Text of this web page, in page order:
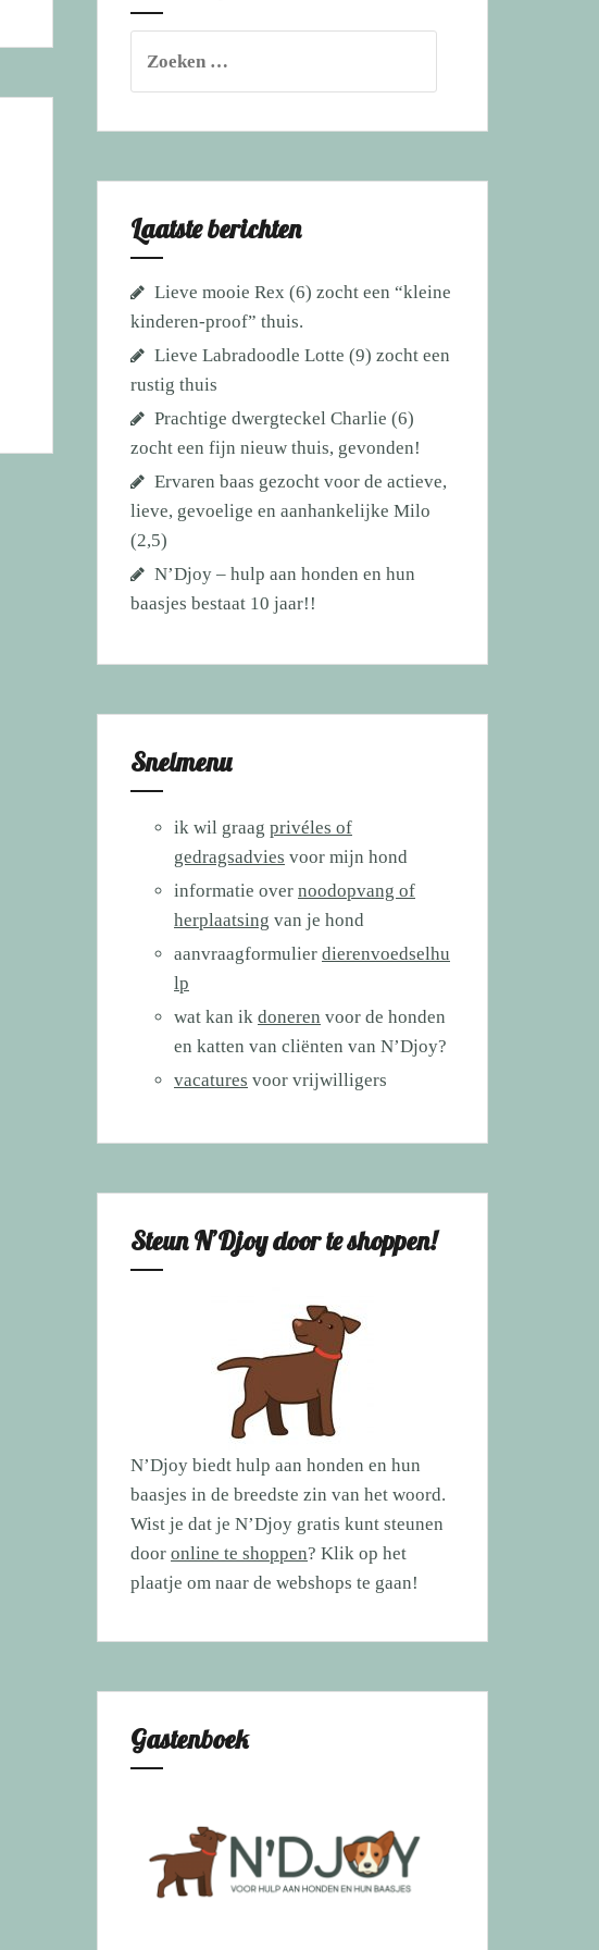
naar:
Laatste berichten
Lieve mooie Rex (6) zocht een “kleine
kinderen-proof” thuis.
Lieve Labradoodle Lotte (9) zocht een
rustig thuis
Prachtige dwergteckel Charlie (6)
zocht een fijn nieuw thuis, gevonden!
Ervaren baas gezocht voor de actieve,
lieve, gevoelige en aanhankelijke Milo
(2,5)
N’Djoy – hulp aan honden en hun
baasjes bestaat 10 jaar!!
Snelmenu
ik wil graag privéles of
gedragsadvies voor mijn hond
informatie over noodopvang of
herplaatsing van je hond
aanvraagformulier dierenvoedselhu
lp
wat kan ik doneren voor de honden
en katten van cliënten van N’Djoy?
vacatures voor vrijwilligers
Steun N’Djoy door te shoppen!
N’Djoy biedt hulp aan honden en hun
baasjes in de breedste zin van het woord.
Wist je dat je N’Djoy gratis kunt steunen
door online te shoppen? Klik op het
plaatje om naar de webshops te gaan!
Gastenboek